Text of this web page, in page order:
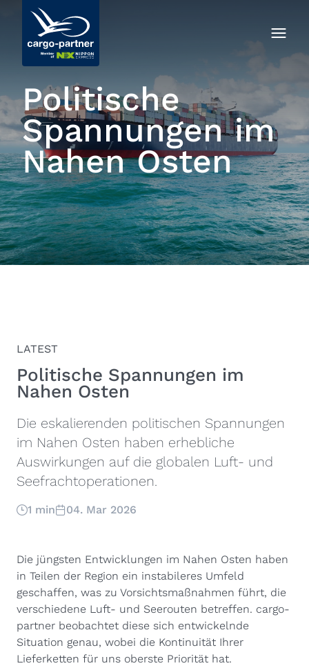
Politische
Spannungen im
Nahen Osten
LATEST
Politische Spannungen im
Nahen Osten
Die eskalierenden politischen Spannungen
im Nahen Osten haben erhebliche
Auswirkungen auf die globalen Luft- und
Seefrachtoperationen.
1 min 04. Mar 2026
Die jüngsten Entwicklungen im Nahen Osten haben
in Teilen der Region ein instabileres Umfeld
geschaffen, was zu Vorsichtsmaßnahmen führt, die
verschiedene Luft- und Seerouten betreffen. cargo-
partner beobachtet diese sich entwickelnde
Situation genau, wobei die Kontinuität Ihrer
Lieferketten für uns oberste Priorität hat.